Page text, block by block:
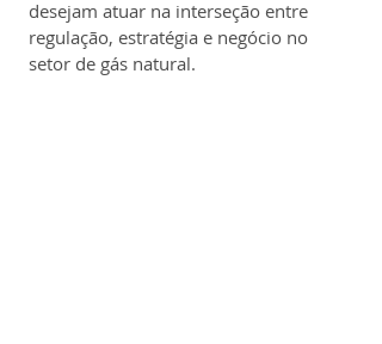
desejam atuar na interseção entre
regulação, estratégia e negócio no
setor de gás natural.